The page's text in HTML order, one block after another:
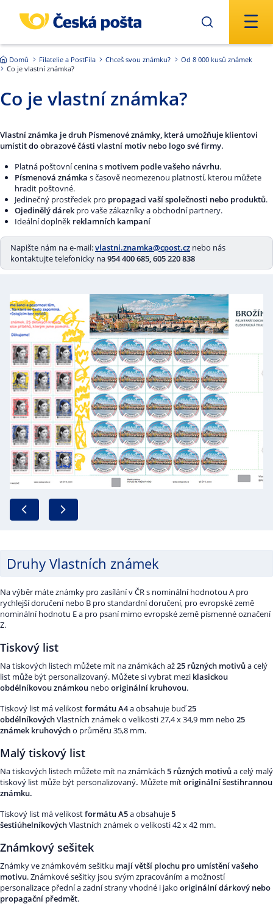
Domů Filatelie a PostFila Chceš svou známku?
Od 8 000 kusů známek
Co je vlastní známka?
Co je vlastní známka?
Vlastní známka je druh Písmenové známky, která umožňuje klientovi
umístit do obrazové části vlastní motiv nebo logo své firmy.
Platná poštovní cenina s motivem podle vašeho návrhu.
Písmenová známka s časově neomezenou platností, kterou můžete
hradit poštovné.
Jedinečný prostředek pro propagaci vaší společnosti nebo produktů.
Ojedinělý dárek pro vaše zákazníky a obchodní partnery.
Ideální doplněk reklamních kampaní
Napište nám na e-mail:vlastni.znamka@cpost.cz nebo nás
kontaktujte telefonicky na954 400 685, 605 220 838
Druhy Vlastních známek
Na výběr máte známky pro zasílání v ČR s nominální hodnotou A pro
rychlejší doručení nebo B pro standardní doručení, pro evropské země
nominální hodnotu E a pro psaní mimo evropské země písmenné označení
Z.
Tiskový list
Na tiskových listech můžete mít na známkách až25 různých motivůa celý
list může být personalizovaný. Můžete si vybrat mezi klasickou
obdélníkovou známkou nebo originální kruhovou.
Tiskový list má velikostformátu A4a obsahuje buď25
obdélníkovýchVlastních známek o velikosti 27,4 x 34,9 mm nebo 25
známek kruhovýcho průměru 35,8 mm.
Malý tiskový list
Na tiskových listech můžete mít na známkách 5 různých motivůa celý malý
tiskový list může být personalizovaný. Můžete mítoriginální šestihrannou
známku.
Tiskový list má velikostformátu A5a obsahuje5
šestiúhelníkovýchVlastních známek o velikosti 42 x 42 mm.
Známkový sešitek
Známky ve známkovém sešitku mají větší plochu pro umístění vašeho
motivu. Známkové sešitky jsou svým zpracováním a možností
personalizace přední a zadní strany vhodné i jako originální dárkový nebo
propagační předmět.